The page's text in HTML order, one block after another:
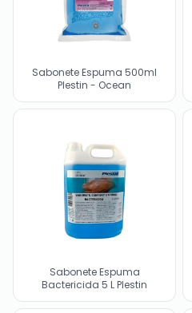
Sabonete Espuma 500ml
Plestin - Ocean
Sabonete Espuma
Bactericida 5 L Plestin